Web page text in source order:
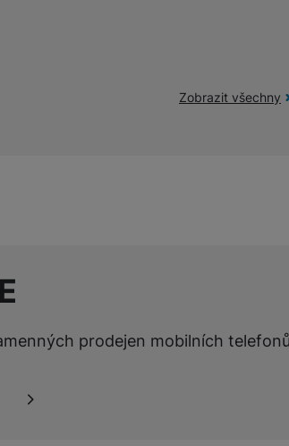
Zobrazit všechny
prodejen mobilních